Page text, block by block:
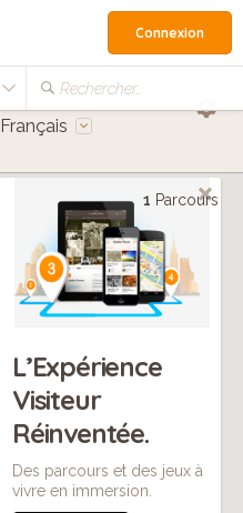
Rechercher…
Connexion
Français
1 Parcours
L’Expérience
Visiteur
Réinventée.
Des parcours et des jeux à
vivre en immersion.